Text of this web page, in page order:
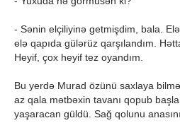
- Sənin elçiliyinə getmişdim, bala.
elə qapıda gülərüz qarşılandım.
Heyif, çox heyif tez oyandım.
Bu yerdə Murad özünü saxlaya
az qala mətbəxin tavanı qopub
yaşaracan güldü. Sağ qolunu